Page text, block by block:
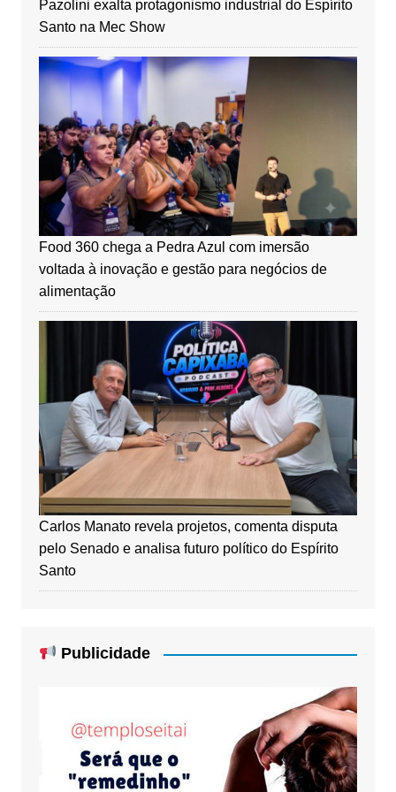
Pazolini exalta protagonismo industrial do Espírito
Santo na Mec Show
Food 360 chega a Pedra Azul com imersão
voltada à inovação e gestão para negócios de
alimentação
Carlos Manato revela projetos, comenta disputa
pelo Senado e analisa futuro político do Espírito
Santo
Publicidade